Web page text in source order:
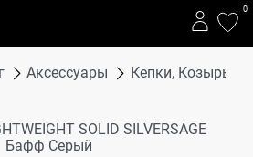
0
Аксессуары Кепки,
SOLID SILVERSAGE
Бафф Серый